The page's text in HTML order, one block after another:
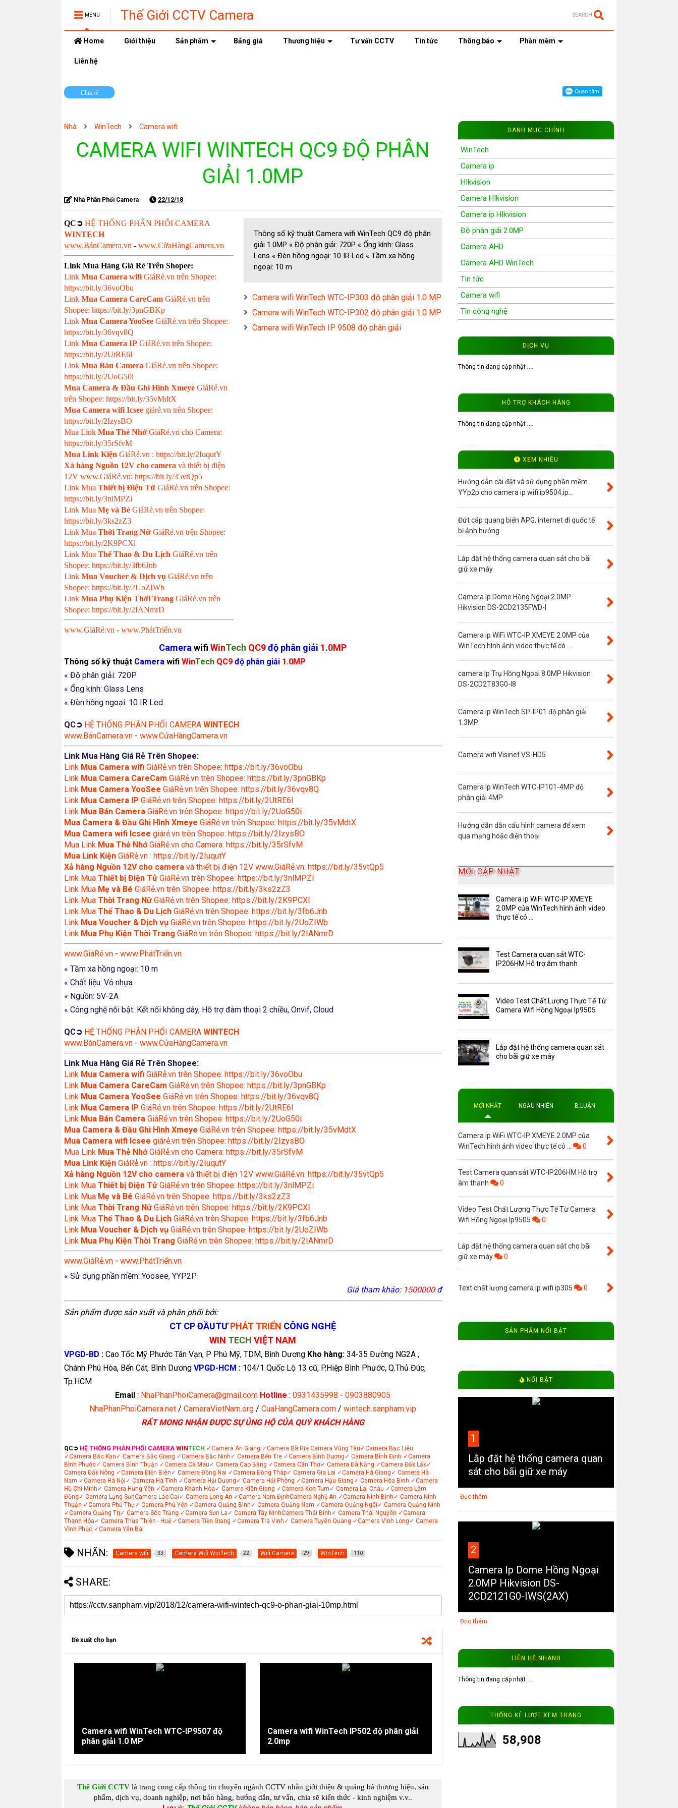
MENU Thế Giới CCTV Camera SEARCH
Home Giới thiệu Sản phẩm Bảng giá Thương hiệu Tư vấn CCTV Tin tức Thông báo Phần mềm
Liên hệ
Chia sẽ
Nhà WinTech Camera wifi
CAMERA WIFI WINTECH QC9 ĐỘ PHÂN
GIẢI 1.0MP
Nhà Phân Phối Camera 22/12/18
QC➲ HỆ THỐNG PHÂN PHỐI CAMERA
WINTECH
www.BánCamera.vn - www.CửaHàngCamera.vn
Link Mua Hàng Giá Rẻ Trên Shopee:
Link Mua Camera wifi GiáRẻ.vn trên Shopee:
https://bit.ly/36voObu
Link Mua Camera CareCam GiáRẻ.vn trên
Shopee: https://bit.ly/3pnGBKp
Link Mua Camera YooSee GiáRẻ.vn trên Shopee:
https://bit.ly/36vqv8Q
Link Mua Camera IP GiáRẻ.vn trên Shopee:
https://bit.ly/2UtRE6l
Link Mua Bán Camera GiáRẻ.vn trên Shopee:
https://bit.ly/2UoG50i
Mua Camera & Đầu Ghi Hình Xmeye GiáRẻ.vn
trên Shopee: https://bit.ly/35vMdtX
Mua Camera wifi Icsee giárẻ.vn trên Shopee:
https://bit.ly/2IzysBO
Mua Link Mua Thẻ Nhớ GiáRẻ.vn cho Camera:
https://bit.ly/35rSfvM
Mua Link Kiện GiáRẻ.vn : https://bit.ly/2IuqutY
Xả hàng Nguồn 12V cho camera và thiết bị điện
12V www.GiáRẻ.vn: https://bit.ly/35vtQp5
Link Mua Thiết bị Điện Tử GiáRẻ.vn trên Shopee:
https://bit.ly/3nlMPZi
Link Mua Mẹ và Bé GiáRẻ.vn trên Shopee:
https://bit.ly/3ks2zZ3
Link Mua Thời Trang Nữ GiáRẻ.vn trên Shopee:
https://bit.ly/2K9PCXl
Link Mua Thể Thao & Du Lịch GiáRẻ.vn trên
Shopee: https://bit.ly/3fb6Jnb
Link Mua Voucher & Dịch vụ GiáRẻ.vn trên
Shopee: https://bit.ly/2UoZIWb
Link Mua Phụ Kiện Thời Trang GiáRẻ.vn trên
Shopee: https://bit.ly/2IANmrD
www.GiáRẻ.vn - www.PhátTriển.vn
Thông số kỹ thuật Camera wifi WinTech QC9 độ phân
giải 1.0MP « Độ phân giải: 720P « Ống kính: Glass
Lens « Đèn hồng ngoại: 10 IR Led « Tầm xa hồng
ngoại: 10 m
Camera wifi WinTech WTC-IP303 độ phân giải 1.0 MP
Camera wifi WinTech WTC-IP302 độ phân giải 1.0 MP
Camera wifi WinTech IP 9508 độ phân giải
Camera wifiWinTech QC9 độ phân giải 1.0MP
Thông số kỹ thuật Camera wifi WinTech QC9 độ phân giải 1.0MP
« Độ phân giải: 720P
« Ống kính: Glass Lens
« Đèn hồng ngoại: 10 IR Led
QC➲ HỆ THỐNG PHÂN PHỐI CAMERA WINTECH
www.BánCamera.vn - www.CửaHàngCamera.vn
Link Mua Hàng Giá Rẻ Trên Shopee:
Link Mua Camera wifi GiáRẻ.vn trên Shopee: https://bit.ly/36voObu
Link Mua Camera CareCam GiáRẻ.vn trên Shopee: https://bit.ly/3pnGBKp
Link Mua Camera YooSee GiáRẻ.vn trên Shopee: https://bit.ly/36vqv8Q
Link Mua Camera IP GiáRẻ.vn trên Shopee: https://bit.ly/2UtRE6l
Link Mua Bán Camera GiáRẻ.vn trên Shopee: https://bit.ly/2UoG50i
Mua Camera & Đầu Ghi Hình Xmeye GiáRẻ.vn trên Shopee: https://bit.ly/35vMdtX
Mua Camera wifi Icsee giárẻ.vn trên Shopee: https://bit.ly/2IzysBO
Mua Link Mua Thẻ NhớGiáRẻ.vn cho Camera: https://bit.ly/35rSfvM
Mua Link Kiện GiáRẻ.vn : https://bit.ly/2IuqutY
Xả hàng Nguồn 12V cho camera và thiết bị điện 12V www.GiáRẻ.vn: https://bit.ly/35vtQp5
Link Mua Thiết bị Điện TửGiáRẻ.vn trên Shopee: https://bit.ly/3nlMPZi
Link Mua Mẹ và Bé GiáRẻ.vn trên Shopee: https://bit.ly/3ks2zZ3
Link Mua Thời Trang NữGiáRẻ.vn trên Shopee: https://bit.ly/2K9PCXl
Link Mua Thể Thao & Du Lịch GiáRẻ.vn trên Shopee: https://bit.ly/3fb6Jnb
Link Mua Voucher & Dịch vụ GiáRẻ.vn trên Shopee: https://bit.ly/2UoZIWb
Link Mua Phụ Kiện Thời Trang GiáRẻ.vn trên Shopee: https://bit.ly/2IANmrD
www.GiáRẻ.vn - www.PhátTriển.vn
« Tầm xa hồng ngoại: 10 m
« Chất liệu: Vỏ nhựa
« Nguồn: 5V-2A
« Công nghệ nỗi bật: Kết nối không dây, Hỗ trợ đàm thoại 2 chiều, Onvif, Cloud
QC➲ HỆ THỐNG PHÂN PHỐI CAMERA WINTECH
www.BánCamera.vn - www.CửaHàngCamera.vn
Link Mua Hàng Giá Rẻ Trên Shopee:
Link Mua Camera wifi GiáRẻ.vn trên Shopee: https://bit.ly/36voObu
Link Mua Camera CareCam GiáRẻ.vn trên Shopee: https://bit.ly/3pnGBKp
Link Mua Camera YooSee GiáRẻ.vn trên Shopee: https://bit.ly/36vqv8Q
Link Mua Camera IP GiáRẻ.vn trên Shopee: https://bit.ly/2UtRE6l
Link Mua Bán Camera GiáRẻ.vn trên Shopee: https://bit.ly/2UoG50i
Mua Camera & Đầu Ghi Hình Xmeye GiáRẻ.vn trên Shopee: https://bit.ly/35vMdtX
Mua Camera wifi Icsee giárẻ.vn trên Shopee: https://bit.ly/2IzysBO
Mua Link Mua Thẻ NhớGiáRẻ.vn cho Camera: https://bit.ly/35rSfvM
Mua Link Kiện GiáRẻ.vn : https://bit.ly/2IuqutY
Xả hàng Nguồn 12V cho camera và thiết bị điện 12V www.GiáRẻ.vn: https://bit.ly/35vtQp5
Link Mua Thiết bị Điện TửGiáRẻ.vn trên Shopee: https://bit.ly/3nlMPZi
Link Mua Mẹ và Bé GiáRẻ.vn trên Shopee: https://bit.ly/3ks2zZ3
Link Mua Thời Trang NữGiáRẻ.vn trên Shopee: https://bit.ly/2K9PCXl
Link Mua Thể Thao & Du Lịch GiáRẻ.vn trên Shopee: https://bit.ly/3fb6Jnb
Link Mua Voucher & Dịch vụ GiáRẻ.vn trên Shopee: https://bit.ly/2UoZIWb
Link Mua Phụ Kiện Thời Trang GiáRẻ.vn trên Shopee: https://bit.ly/2IANmrD
www.GiáRẻ.vn - www.PhátTriển.vn
« Sử dụng phần mềm: Yoosee, YYP2P
Giá tham khảo: 1500000 đ
Sản phẩm được sản xuất và phân phối bởi:
CT CP ĐẦUTƯPHÁT TRIỂN CÔNG NGHỆ
WIN TECHVIỆT NAM
VPGD-BD : Cao Tốc Mỹ Phước Tân Vạn, P Phú Mỹ, TDM, Bình Dương Kho hàng: 34-35 Đường NG2A ,
Chánh Phú Hòa, Bến Cát, Bình Dương VPGD-HCM : 104/1 Quốc Lộ 13 cũ, P.Hiệp Bình Phước, Q.Thủ Đúc,
Tp.HCM
Email: NhaPhanPhoiCamera@gmail.com Hotline:0931435998 -0903880905
NhaPhanPhoiCamera.net/CameraVietNam.org/CuaHangCamera.com/wintech.sanpham.vip
RẤT MONG NHẬN ĐƯỢC SỰ ỦNG HỘ CỦA QUÝ KHÁCH HÀNG
QC➲ HỆ THỐNG PHÂN PHỐI CAMERA WINTECH ✓Camera An Giang ✓Camera Bà Rịa Camera Vũng Tàu ✓Camera Bạc Liêu
✓Camera Bắc Kạn ✓ Camera Bắc Giang ✓Camera Bắc Ninh ✓ Camera Bến Tre ✓Camera Bình Dương ✓ Camera Bình Định ✓Camera
Bình Phước✓ Camera Bình Thuận ✓Camera Cà Mau ✓ Camera Cao Bằng ✓Camera Cần Thơ✓ Camera Đà Nẵng ✓Camera Đắk Lắk✓
Camera Đắk Nông ✓Camera Điện Biên ✓ Camera Đồng Nai ✓Camera Đồng Tháp✓ Camera Gia Lai ✓Camera Hà Giang ✓ Camera Hà
Nam ✓Camera Hà Nội ✓ Camera Hà Tĩnh ✓Camera Hải Dương ✓ Camera Hải Phòng ✓Camera Hậu Giang ✓ Camera Hòa Bình ✓Camera
Hồ Chí Minh ✓ Camera Hưng Yên ✓Camera Khánh Hòa ✓ Camera Kiên Giang ✓Camera Kon Tum ✓ Camera Lai Châu ✓Camera Lâm
Đồng ✓ Camera Lạng SơnCamera Lào Cai ✓ Camera Long An ✓Camera Nam ĐịnhCamera Nghệ An ✓Camera Ninh Bình ✓ Camera Ninh
Thuận ✓Camera Phú Thọ✓ Camera Phú Yên ✓Camera Quảng Bình ✓ Camera Quảng Nam ✓Camera Quảng Ngãi ✓ Camera Quảng Ninh
✓Camera Quảng Trị ✓ Camera Sóc Trăng ✓Camera Sơn La ✓ Camera Tây NinhCamera Thái Bình ✓ Camera Thái Nguyên ✓Camera
Thanh Hóa ✓ Camera Thừa Thiên - Huế ✓Camera Tiền Giang ✓Camera Trà Vinh ✓ Camera Tuyên Quang ✓Camera Vĩnh Long ✓ Camera
Vĩnh Phúc ✓Camera Yên Bái
NHÃN: Camera wifi 33 Camera Wifi WinTech 22 Wifi Camera 29 WinTech 110
SHARE:
Đề xuất cho bạn
Camera wifi WinTech WTC-IP9507 độ
phân giải 1.0 MP
Camera wifi WinTech IP502 độ phân giải
2.0mp
Thế Giới CCTVlà trang cung cấp thông tin chuyên ngành CCTVnhằn giới thiệu & quảng bá thương hiệu, sản
phẩm, dịch vụ, doanh nghiệp, nơi bán hàng, hướng dẫn, tư vấn, chia sẽ kiến thức - kinh nghiệm v.v..
DANH MỤC CHÍNH
WinTech
Camera ip
HIkvision
Camera HIkvision
Camera ip HIkvision
Độ phân giải 2.0MP
Camera AHD
Camera AHD WinTech
Tin tức
Camera wifi
Tin công nghệ
Camera Wifi WinTech
Đầu ghi hình camera
Đầu ghi camera WinTech
Độ phân giải 4.0MP
Máy bộ đàm
Bảng giá
Phụ kiện camera
Visinet
Độ phân giải 5.0MP
Camera CVI
Thẻ nhớ
Độ phân giải 3.0MP
Camera ngụy trang
Năng lượng mặt trời
Đầu ghi camera 4 kênh
Đầu ghi camera 8 kênh
Đầu ghi camera ip
Camera 360
Camera Yoosee
YooSee
Bảng Báo Giá AKwell
Bộ Camera Quan sát
Camera Zoom
Pin Sạc dự phòng AKwell
Thông báo
Thẻ nhớ 32GB
Thẻ nhớ 64GB
Thủ thuật
Độ phân giải 4MP
DỊCH VỤ
Thông tin đang cập nhật ....
HỖ TRỢ KHÁCH HÀNG
Thông tin đang cập nhật ....
XEM NHIỀU
Hướng dẫn cài đặt và sử dụng phần mềm
YYp2p cho camera ip wifi ip9504,ip...
Đứt cáp quang biển APG, internet đi quốc tế
bị ảnh hưởng
Lắp đặt hệ thống camera quan sát cho bãi
giữ xe máy
Camera Ip Dome Hồng Ngoại 2.0MP
Hikvision DS-2CD2135FWD-I
Camera ip WiFi WTC-IP XMEYE 2.0MP của
WinTech hình ảnh video thực tế có ...
camera Ip Trụ Hồng Ngoại 8.0MP Hikvision
DS-2CD2T83G0-I8
Camera ip WinTech SP-IP01 độ phân giải
1.3MP
Camera wifi Visinet VS-HD5
Camera ip WinTech WTC-IP101-4MP độ
phân giải 4MP
Hướng dẫn dẫn cấu hình camera để xem
qua mạng hoặc điện thoại
MỚI CẬP NHẬT
Camera ip WiFi WTC-IP XMEYE
2.0MP của WinTech hình ảnh video
thực tế có ...
Test Camera quan sát WTC-
IP206HM Hỗ trợ âm thanh
Video Test Chất Lượng Thực Tế Từ
Camera Wifi Hồng Ngoại Ip9505
Lắp đặt hệ thống camera quan sát
cho bãi giữ xe máy
MỚI NHẤT NGẪU NHIÊN B.LUẬN
Camera ip WiFi WTC-IP XMEYE 2.0MP của
WinTech hình ảnh video thực tế có ...
0
Test Camera quan sát WTC-IP206HM Hỗ trợ
âm thanh
0
Video Test Chất Lượng Thực Tế Từ Camera
Wifi Hồng Ngoại Ip9505
0
Lắp đặt hệ thống camera quan sát cho bãi
giữ xe máy
0
Text chất lượng camera ip wifi ip305 0
SẢN PHẨM NỔI BẬT
NỔI BẬT
1
Lắp đặt hệ thống camera quan
sát cho bãi giữ xe máy
Đọc thêm
2
Camera Ip Dome Hồng Ngoại
2.0MP Hikvision DS-
2CD2121G0-IWS(2AX)
Đọc thêm
Bảng giá camera IP WIFI
WinTech
Đọc thêm
LIÊN HỆ NHANH
Thông tin đang cập nhật ....
THỐNG KÊ LƯỢT XEM TRANG
58,908